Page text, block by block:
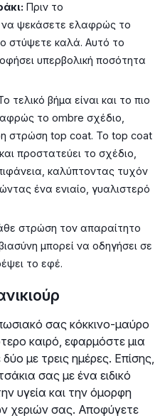
Πριν το
να ψεκάσετε ελαφρώς το
στύψετε καλά. Αυτό το
υπερβολική ποσότητα
τελικό βήμα είναι και το πιο
το ombre σχέδιο,
στρώση top coat. Το top coat
προστατεύει το σχέδιο,
καλύπτοντας τυχόν
ένα ενιαίο, γυαλιστερό
στρώση τον απαραίτητο
μπορεί να οδηγήσει σε
το εφέ.
σας κόκκινο-μαύρο
καιρό, εφαρμόστε μια
με τρεις ημέρες. Επίσης,
σας με ένα ειδικό
υγεία και την όμορφη
χεριών σας. Αποφύγετε